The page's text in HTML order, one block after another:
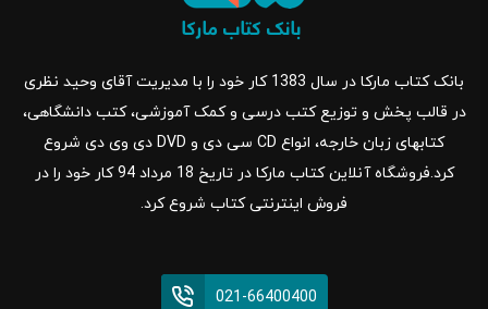
بانک کتاب مارکا در سال 1383 کار خود را با مدیریت آقای وحید نظری
در قالب پخش و توزیع کتب درسی و کمک آموزشی، کتب دانشگاهی،
کتابهای زبان خارجه، انواع CD سی دی و DVD دی وی دی شروع
کرد.فروشگاه آنلاین کتاب مارکا در تاریخ 18 مرداد 94 کار خود را در
فروش اینترنتی کتاب شروع کرد.
021-66400400